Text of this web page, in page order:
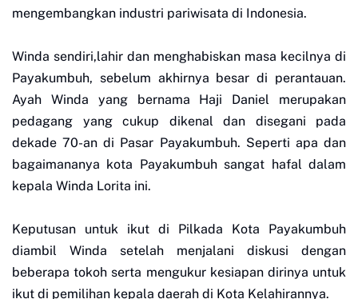
mengembangkan industri pariwisata di Indonesia.
Winda sendiri,lahir dan menghabiskan masa kecilnya di
Payakumbuh, sebelum akhirnya besar di perantauan.
Ayah Winda yang bernama Haji Daniel merupakan
pedagang yang cukup dikenal dan disegani pada
dekade 70-an di Pasar Payakumbuh. Seperti apa dan
bagaimananya kota Payakumbuh sangat hafal dalam
kepala Winda Lorita ini.
Keputusan untuk ikut di Pilkada Kota Payakumbuh
diambil Winda setelah menjalani diskusi dengan
beberapa tokoh serta mengukur kesiapan dirinya untuk
ikut di pemilihan kepala daerah di Kota Kelahirannya.